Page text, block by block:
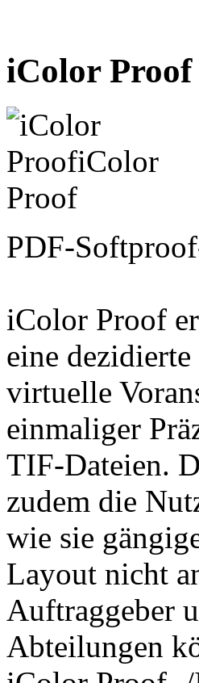
iColor Proof
PDF-
iColor Proof
eine
virtuelle
einmaliger
TIF-Dateien.
zudem die
wie sie
Layout nicht
Auftraggeber
Abteilungen